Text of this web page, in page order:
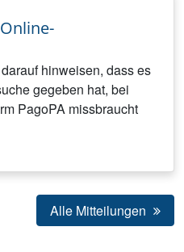
hinweisen, dass es
gegeben hat, bei
PagoPA missbraucht
Alle Mitteilungen